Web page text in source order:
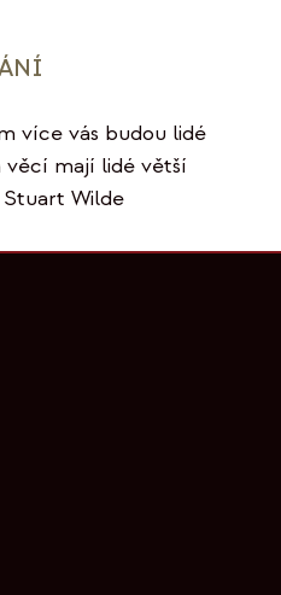
více vás budou lidé
mají lidé větší
Wilde